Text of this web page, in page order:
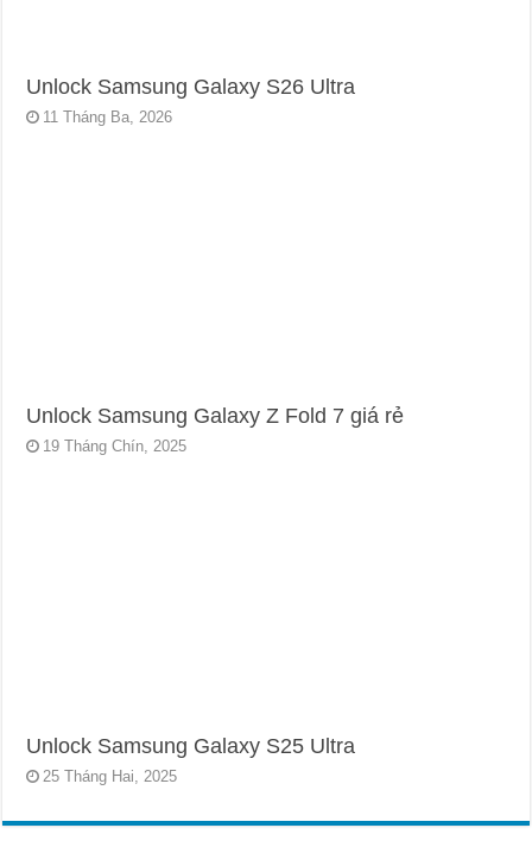
Unlock Samsung Galaxy S26 Ultra
11 Tháng Ba, 2026
Unlock Samsung Galaxy Z Fold 7 giá rẻ
19 Tháng Chín, 2025
Unlock Samsung Galaxy S25 Ultra
25 Tháng Hai, 2025